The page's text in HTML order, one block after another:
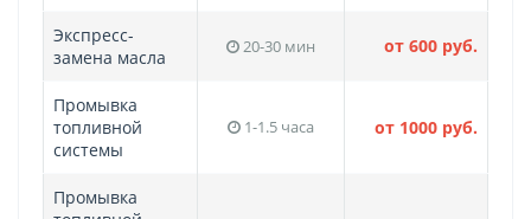
Экспресс-
замена масла
20-30 мин от 600 руб.
Промывка
топливной
системы
1-1.5 часа от 1000 руб.
Промывка